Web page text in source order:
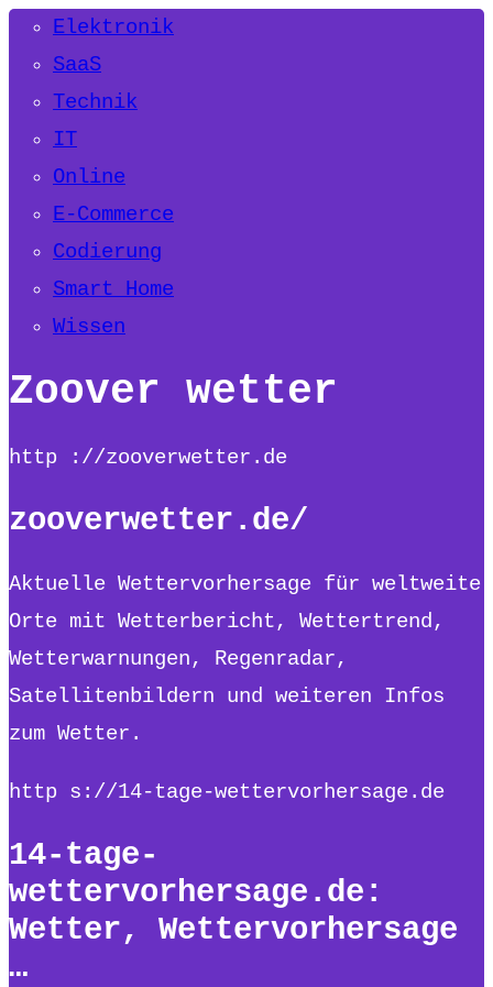
Elektronik
SaaS
Technik
IT
Online
E-Commerce
Codierung
Smart Home
Wissen
Zoover wetter
http ://zooverwetter.de
zooverwetter.de/
Aktuelle Wettervorhersage für weltweite
Orte mit Wetterbericht, Wettertrend,
Wetterwarnungen, Regenradar,
Satellitenbildern und weiteren Infos
zum Wetter.
http s://14-tage-wettervorhersage.de
14-tage-
wettervorhersage.de:
Wetter, Wettervorhersage
…